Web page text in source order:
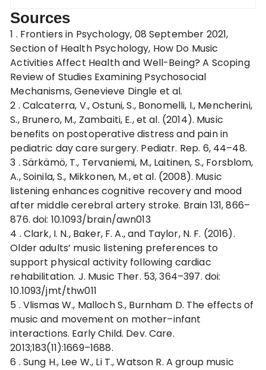
Sources
1 . Frontiers in Psychology, 08 September 2021,
Section of Health Psychology, How Do Music
Activities Affect Health and Well-Being? A Scoping
Review of Studies Examining Psychosocial
Mechanisms, Genevieve Dingle et al.
2 . Calcaterra, V., Ostuni, S., Bonomelli, I., Mencherini,
S., Brunero, M., Zambaiti, E., et al. (2014). Music
benefits on postoperative distress and pain in
pediatric day care surgery. Pediatr. Rep. 6, 44–48.
3 . Särkämö, T., Tervaniemi, M., Laitinen, S., Forsblom,
A., Soinila, S., Mikkonen, M., et al. (2008). Music
listening enhances cognitive recovery and mood
after middle cerebral artery stroke. Brain 131, 866–
876. doi: 10.1093/brain/awn013
4 . Clark, I. N., Baker, F. A., and Taylor, N. F. (2016).
Older adults’ music listening preferences to
support physical activity following cardiac
rehabilitation. J. Music Ther. 53, 364–397. doi:
10.1093/jmt/thw011
5 . Vlismas W., Malloch S., Burnham D. The effects of
music and movement on mother–infant
interactions. Early Child. Dev. Care.
2013;183(11):1669–1688.
6 . Sung H., Lee W., Li T., Watson R. A group music